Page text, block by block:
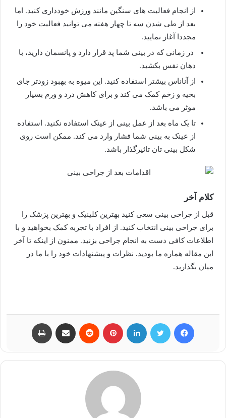
از انجام فعالیت های سنگین مانند ورزش خودداری کنید. اما
بعد از طی شدن سه تا چهار هفته می توانید فعالیت خود را
مجددا آغاز نمایید.
در زمانی که در بینی شما پد قرار دارد و پانسمان دارید، با
دهان نفس بکشید.
از آناناس بیشتر استفاده کنید. این میوه به بهبود زودتر جای
بخیه و زخم کمک می کند و برای کاهش درد و ورم بسیار
موثر می باشد.
تا یک ماه بعد از عمل بینی از عینک استفاده نکنید. استفاده
از عینک به بینی شما فشار وارد می کند. ممکن است روی
شکل بینی تان تاثیرگذار باشد.
کلام آخر
قبل از جراحی بینی سعی کنید بهترین کلینیک و بهترین پزشک را
برای جراحی بینی انتخاب کنید. از افراد با تجربه کمک بخواهید و با
اطلاعات کافی دست به انجام جراحی بزنید. ممنون از اینکه تا آخر
این مقاله هماره ما بودید. نظرات و پیشنهادات خود را با ما در
میان بگذارید.